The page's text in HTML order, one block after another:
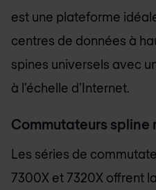
est une plateforme
centres de données à
spines universels avec
à l'échelle d'Internet.
Commutateurs spline
Les séries de
7300X et 7320X offrent